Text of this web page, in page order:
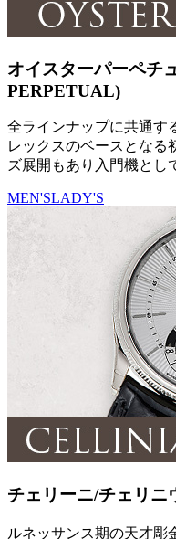
オイスターパーペチ
PERPETUAL)
全ラインナップに共通す
レックスのベースとなる
ズ展開もあり入門機とし
MEN'SLADY'S
チェリーニ/チェリ
ルネッサンス期の天才彫